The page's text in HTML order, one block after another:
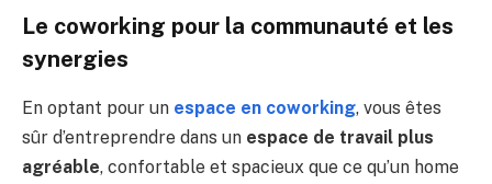
Le coworking pour la communauté et les
synergies
En optant pour un espace en coworking, vous êtes
sûr d’entreprendre dans un espace de travail plus
agréable, confortable et spacieux que ce qu’un home